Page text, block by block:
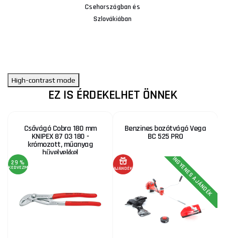
Csehországban és
Szlovákiában
High-contrast mode
EZ IS ÉRDEKELHET ÖNNEK
Csővágó Cobra 180 mm
KNIPEX 87 03 180 -
krómozott, műanyag
hüvelyekkel
29 %
KEDVEZMÉNY
Benzines bozótvágó Vega
BC 525 PRO
AJÁNDÉK INGYENES AJÁNDÉK